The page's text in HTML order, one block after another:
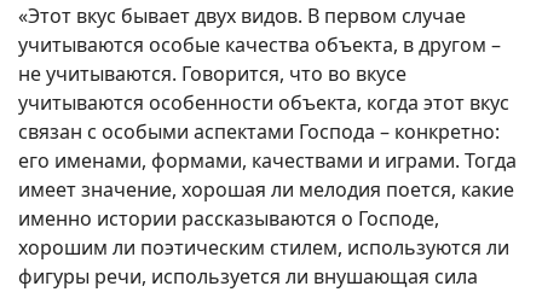
«Этот вкус бывает двух видов. В первом случае
учитываются особые качества объекта, в другом –
не учитываются. Говорится, что во вкусе
учитываются особенности объекта, когда этот вкус
связан с особыми аспектами Господа – конкретно:
его именами, формами, качествами и играми. Тогда
имеет значение, хорошая ли мелодия поется, какие
именно истории рассказываются о Господе,
хорошим ли поэтическим стилем, используются ли
фигуры речи, используется ли внушающая сила